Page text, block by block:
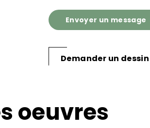
Envoyer un message
Demander un
oeuvres